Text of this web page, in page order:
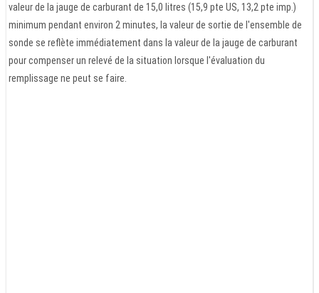
valeur de la jauge de carburant de 15,0 litres (15,9 pte US, 13,2 pte imp.)
minimum pendant environ 2 minutes, la valeur de sortie de l'ensemble de
sonde se reflète immédiatement dans la valeur de la jauge de carburant
pour compenser un relevé de la situation lorsque l'évaluation du
remplissage ne peut se faire.